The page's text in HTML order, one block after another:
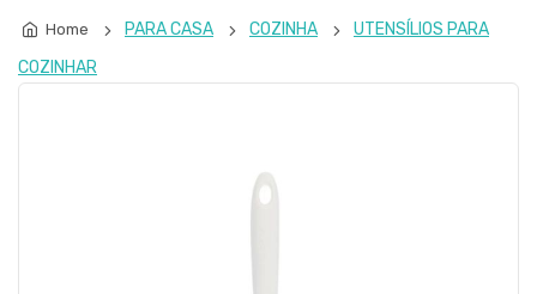
Home PARA CASA COZINHA
UTENSÍLIOS PARA
COZINHAR